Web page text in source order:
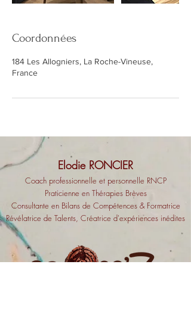
Coordonnées
184 Les Allogniers, La Roche-Vineuse,
France
Elodie RONCIER
Coach professionnelle et personnelle RNCP
Praticienne en Thérapies Brèves
Consultante en Bilansde Compétences & Formatrice
Révélatrice de Talents, Créatrice d'expériences inédites